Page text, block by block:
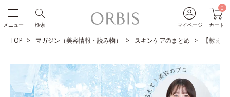
マイページ
0
カート
検索
メニュー
TOP マガジン（美容情報・読み物） スキンケアのまとめ 【教え